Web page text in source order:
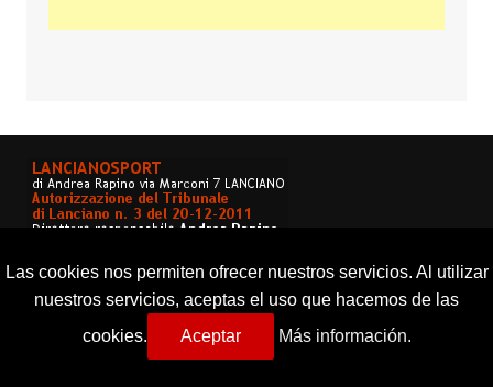
Copyright © 2026 Lancianosport. Tutti i diritti riservati.
Las cookies nos permiten ofrecer nuestros servicios. Al utilizar
nuestros servicios, aceptas el uso que hacemos de las
cookies.
Aceptar Más información.